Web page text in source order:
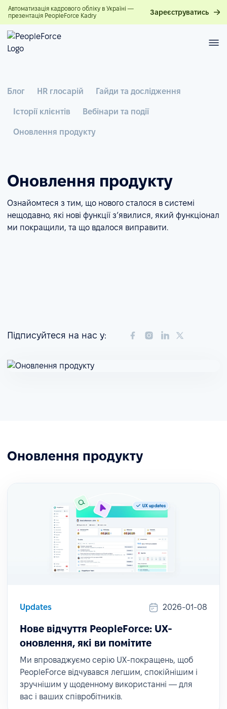
Автоматизація кадрового обліку в Україні —
презентація PeopleForce Kadry
Зареєструватись
Блог HR глосарій Гайди та дослідження
Історії клієнтів Вебінари та події
Оновлення продукту
Оновлення продукту
Ознайомтеся з тим, що нового сталося в системі
нещодавно, які нові функції з’явилися, який функціонал
ми покращили, та що вдалося виправити.
Підписуйтеся на нас у:
Оновлення продукту
Updates 2026-01-08
Нове відчуття PeopleForce: UX-
оновлення, які ви помітите
Ми впроваджуємо серію UX-покращень, щоб
PeopleForce відчувався легшим, спокійнішим і
зручнішим у щоденному використанні — для
вас і ваших співробітників.